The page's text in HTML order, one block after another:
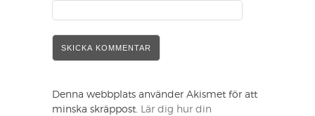
Denna webbplats använder Akismet för att
minska skräppost. Lär dig hur din